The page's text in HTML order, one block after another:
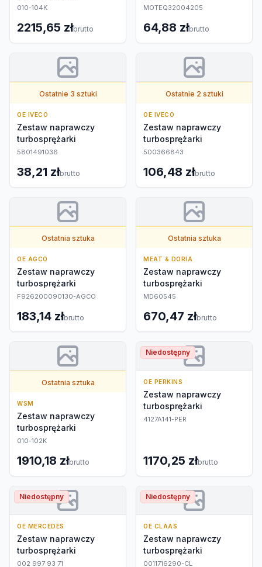
010-104K
2215,65 złbrutto
MOTEQ32004205
64,88 złbrutto
Ostatnie 3 sztuki
OE IVECO
Zestaw naprawczy
turbosprężarki
5801491036
38,21 złbrutto
Ostatnie 2 sztuki
OE IVECO
Zestaw naprawczy
turbosprężarki
500366843
106,48 złbrutto
Ostatnia sztuka
OE AGCO
Zestaw naprawczy
turbosprężarki
F926200090130-AGCO
183,14 złbrutto
Ostatnia sztuka
MEAT & DORIA
Zestaw naprawczy
turbosprężarki
MD60545
670,47 złbrutto
Ostatnia sztuka
WSM
Zestaw naprawczy
turbosprężarki
010-102K
1910,18 złbrutto
Niedostępny
OE PERKINS
Zestaw naprawczy
turbosprężarki
4127A141-PER
1170,25 złbrutto
Niedostępny
OE MERCEDES
Zestaw naprawczy
turbosprężarki
002 997 93 71
Niedostępny
OE CLAAS
Zestaw naprawczy
turbosprężarki
0011716290-CL